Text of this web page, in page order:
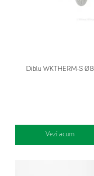
Diblu WKTHERM-S Ø8
Vezi acum